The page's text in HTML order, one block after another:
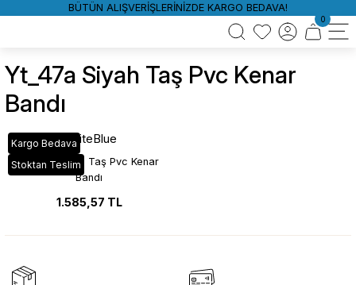
BÜTÜN ALIŞVERİŞLERİNİZDE KARGO BEDAVA!
0
Yt_47a Siyah Taş Pvc Kenar
Bandı
Kargo Bedava
Stoktan Teslim
WhiteBlue
YT_47A Siyah Taş Pvc Kenar
Bandı
1.585,57 TL